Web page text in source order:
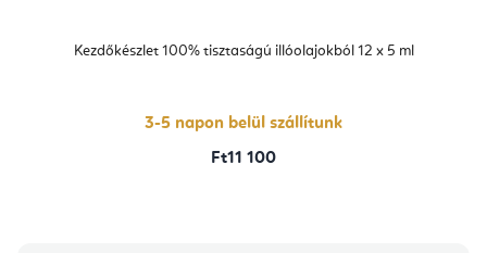
Kezdőkészlet 100% tisztaságú illóolajokból 12 x 5 ml
3-5 napon belül szállítunk
Ft11 100